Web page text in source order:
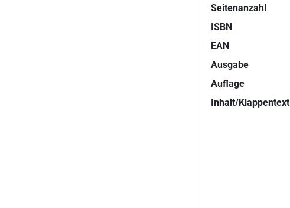
Seitenanzahl
ISBN
EAN
Ausgabe
Auflage
Inhalt/Klappentext